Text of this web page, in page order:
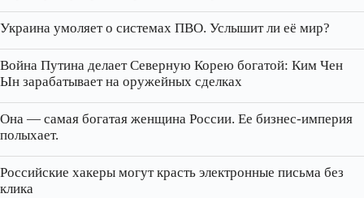
Украина умоляет о системах ПВО. Услышит ли её мир?
Война Путина делает Северную Корею богатой: Ким Чен
Ын зарабатывает на оружейных сделках
Она — самая богатая женщина России. Ее бизнес‑империя
полыхает.
Российские хакеры могут красть электронные письма без
клика